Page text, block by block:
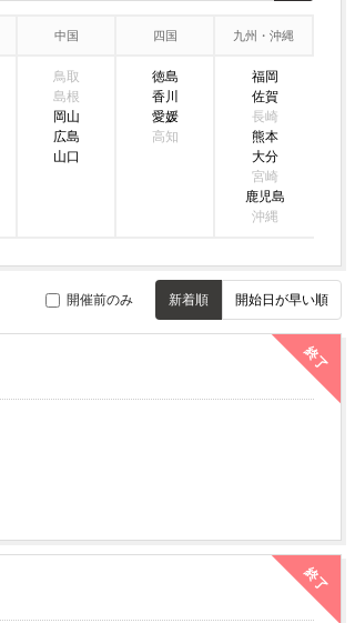
中国 四国 九州・沖縄
鳥取
島根
岡山
広島
山口
徳島
香川
愛媛
高知
福岡
佐賀
長崎
熊本
大分
宮崎
鹿児島
沖縄
新着順 開始日が早い順
開催前のみ
終了
終了